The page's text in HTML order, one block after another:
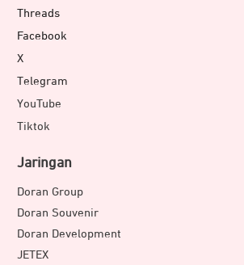
Threads
Facebook
X
Telegram
YouTube
Tiktok
Jaringan
Doran Group
Doran Souvenir
Doran Development
JETEX